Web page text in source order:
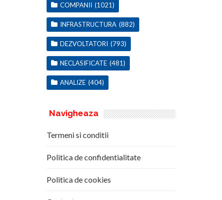
COMPANII (1021)
INFRASTRUCTURA (882)
DEZVOLTATORI (793)
NECLASIFICATE (481)
ANALIZE (404)
Navigheaza
Termeni si conditii
Politica de confidentialitate
Politica de cookies